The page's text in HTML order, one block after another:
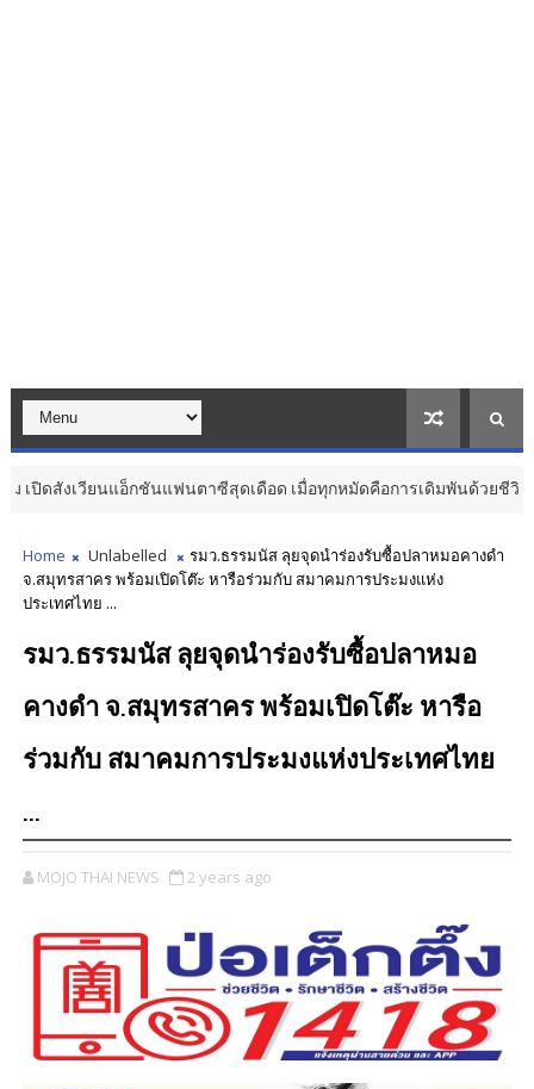
กชันแฟนตาซีสุดเดือด เมื่อทุกหมัดคือการเดิมพันด้วยชีวิต ... วัฒนธรรม
Home Unlabelled
รมว.ธรรมนัส ลุยจุดนำร่องรับซื้อปลาหมอคางดำ
จ.สมุทรสาคร พร้อมเปิดโต๊ะ หารือร่วมกับ สมาคมการประมงแห่ง
ประเทศไทย ...
รมว.ธรรมนัส ลุยจุดนำร่องรับซื้อปลาหมอ
คางดำ จ.สมุทรสาคร พร้อมเปิดโต๊ะ หารือ
ร่วมกับ สมาคมการประมงแห่งประเทศไทย
...
MOJO THAI NEWS 2 years ago